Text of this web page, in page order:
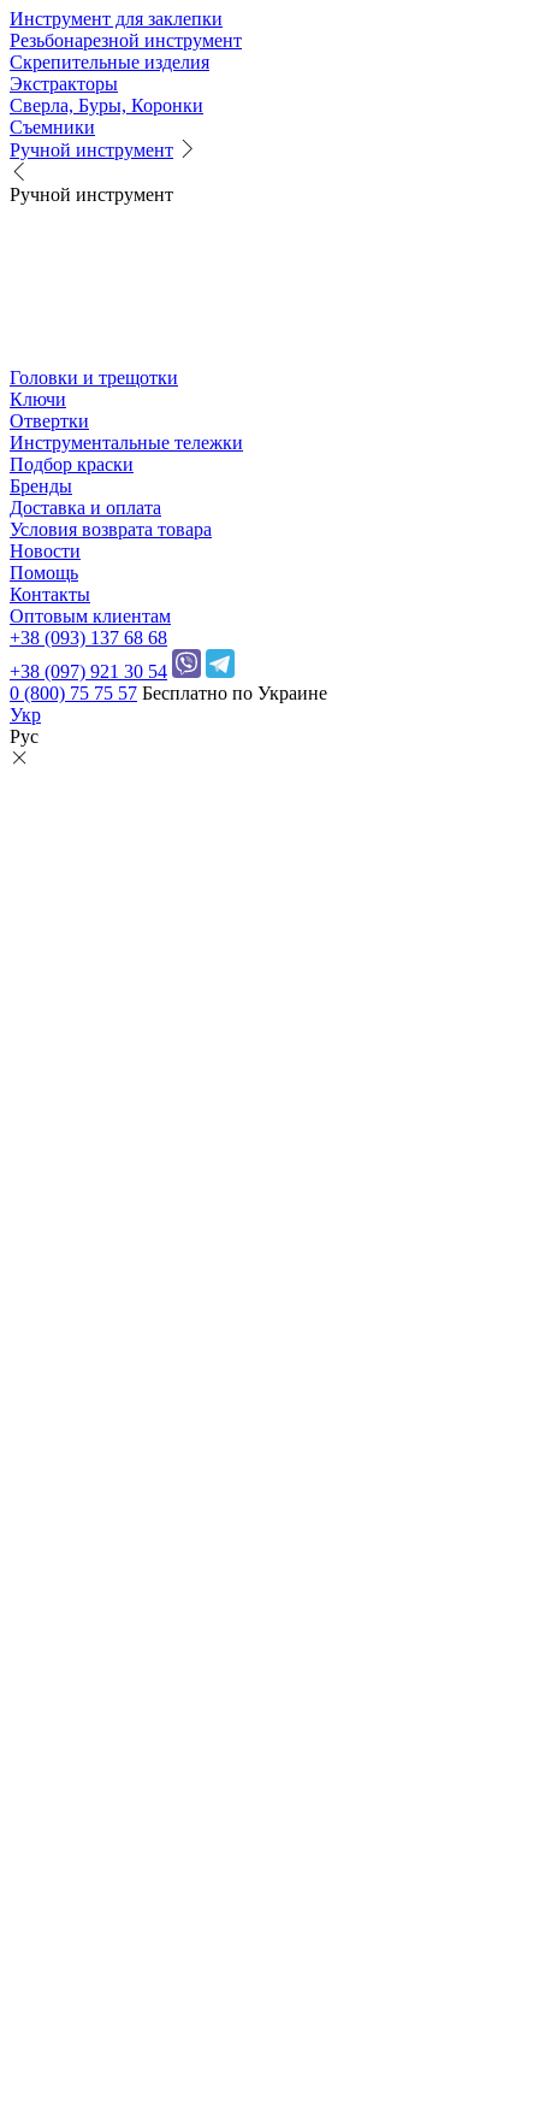
Инструмент для заклепки
Резьбонарезной инструмент
Скрепительные изделия
Экстракторы
Сверла, Буры, Коронки
Съемники
Ручной инструмент
Ручной инструмент
Головки и трещотки
Ключи
Отвертки
Инструментальные тележки
Подбор краски
Бренды
Доставка и оплата
Условия возврата товара
Новости
Помощь
Контакты
Оптовым клиентам
+38 (093) 137 68 68
+38 (097) 921 30 54
0 (800) 75 75 57 Бесплатно по Украине
Укр
Рус